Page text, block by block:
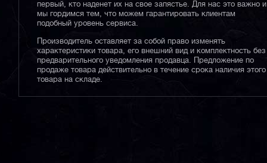
первый, кто наденет их на свое запястье. Для нас это важно и
мы гордимся тем, что можем гарантировать клиентам
подобный уровень сервиса.
Производитель оставляет за собой право изменять
характеристики товара, его внешний вид и комплектность без
предварительного уведомления продавца. Предложение по
продаже товара действительно в течение срока наличия этого
товара на складе.